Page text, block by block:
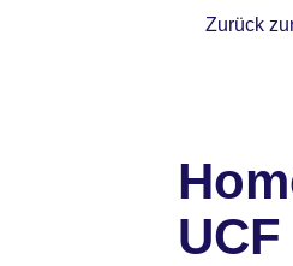
Zurück
UCF